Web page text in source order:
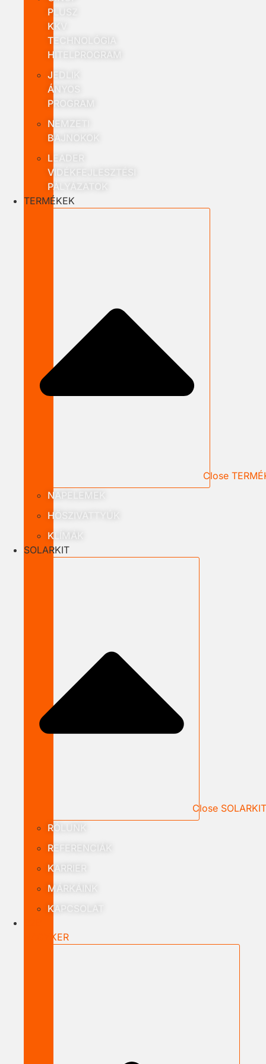
PLUSZ
KKV
TECHNOLÓGIA
HITELPROGRAM
JEDLIK
ÁNYOS
PROGRAM
NEMZETI
BAJNOKOK
LEADER
VIDÉKFEJLESZTÉSI
PÁLYÁZATOK
TERMÉKEK
Close
NAPELEMEK
HŐSZIVATTYÚK
KLÍMÁK
SOLARKIT
Close SOLARKIT
RÓLUNK
REFERENCIÁK
KARRIER
MÁRKÁINK
KAPCSOLAT
NAGYKER